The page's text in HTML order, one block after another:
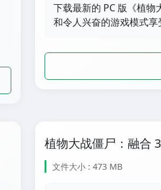
下载最新的 PC 版《植
和令人兴奋的游戏模式
植物大战僵尸：融合
文件大小 : 473 MB